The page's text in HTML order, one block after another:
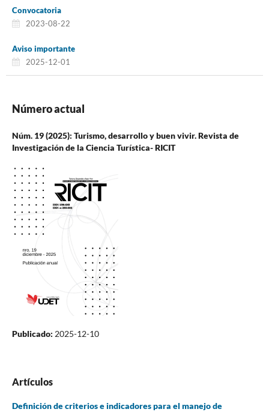
Convocatoria
2023-08-22
Aviso importante
2025-12-01
Número actual
Núm. 19 (2025): Turismo, desarrollo y buen vivir. Revista de
Investigación de la Ciencia Turística- RICIT
Publicado: 2025-12-10
Artículos
Definición de criterios e indicadores para el manejo de